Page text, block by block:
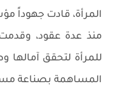
المرأة، قادت جهوداً
منذ عدة عقود،
للمرأة لتحقق آمالها
المساهمة بصناعة